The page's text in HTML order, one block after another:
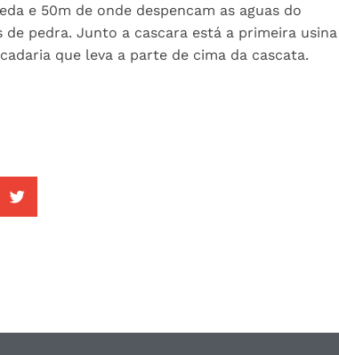
e 50m de onde despencam as aguas do
pedra. Junto a cascara está a primeira usina
que leva a parte de cima da cascata.